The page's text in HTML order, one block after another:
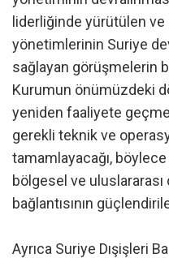
liderliğinde yürütülen
yönetimlerinin Suriye
sağlayan görüşmelerin
Kurumun önümüzdeki
yeniden faaliyete
gerekli teknik ve
tamamlayacağı,
bölgesel ve
bağlantısının
Ayrıca Suriye Dışişleri